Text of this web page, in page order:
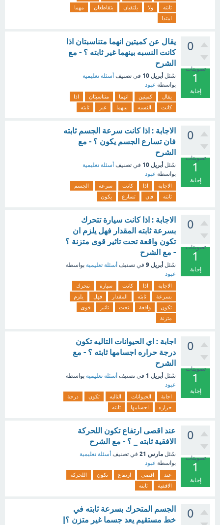
ثابته
ولا يلتقيان يتقاطعان
مهما
امتدا
0
تصويتات
1
إجابة
يقال عن كميتين انهما متناسبتان اذا
كانت النسبه بينهما غير ثابته ؟ - مع
الشرح
سُئل أبريل 10 في تصنيف أسئلة تعليمية
بواسطة عبود
يقال كميتين انهما متناسبتان
اذا
كانت
النسبه بينهما غير ثابته
0
تصويتات
1
إجابة
الاجابة : اذا كانت سرعة الجسم ثابته
فان تسارع الجسم يكون ؟ - مع
الشرح
سُئل أبريل 10 في تصنيف أسئلة تعليمية
بواسطة عبود
الاجابة اذا كانت سرعة
الجسم
ثابته
فان تسارع يكون
0
تصويتات
1
إجابة
الاجابة : اذا كانت سيارة تتحرك
بسرعة ثابته المقدار فهل يلزم ان
تكون واقعة تحت تاثير قوى متزنة ؟
- مع الشرح
سُئل أبريل 9 في تصنيف أسئلة تعليمية بواسطة
عبود
الاجابة اذا كانت سيارة
تتحرك
بسرعة
ثابته المقدار فهل
يلزم
تكون
واقعة تحت تاثير
قوى
متزنة
0
تصويتات
1
إجابة
اجابة : اي الحيوانات التاليه تكون
درجة حراره اجسامها ثابته ؟ - مع
الشرح
سُئل أبريل 1 في تصنيف أسئلة تعليمية بواسطة
عبود
اجابة الحيوانات التاليه تكون
درجة
حراره
اجسامها ثابته
0
تصويتات
1
إجابة
عند اقصى ارتفاع تكون اللحركة
الافقية ثابته _ ؟ - مع الشرح
سُئل مارس 21 في تصنيف أسئلة تعليمية
بواسطة عبود
عند اقصى ارتفاع تكون
اللحركة
الافقية
ثابته
0
الجسم المتحرك بسرعة ثابته في
خط مستقيم يعد جسما غير متزن ؟|